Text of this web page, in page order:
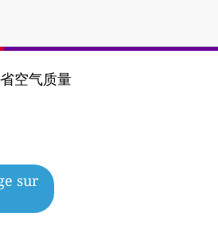
空气质量
sur